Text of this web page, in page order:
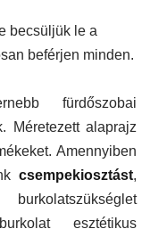
becsüljük le a
beférjen minden.
fürdőszobai
Méretezett alaprajz
Amennyiben
csempekiosztást,
esztétikus